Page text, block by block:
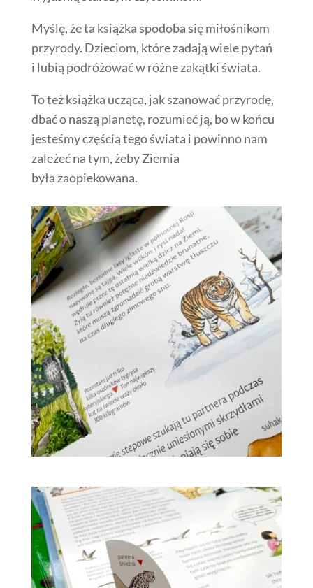
Myślę, że ta książka spodoba się miłośnikom
przyrody. Dzieciom, które zadają wiele pytań
i lubią podróżować w różne zakątki świata.
To też książka ucząca, jak szanować przyrodę,
dbać o naszą planetę, rozumieć ją, bo w końcu
jesteśmy częścią tego świata i powinno nam
zależeć na tym, żeby Ziemia
była zaopiekowana.